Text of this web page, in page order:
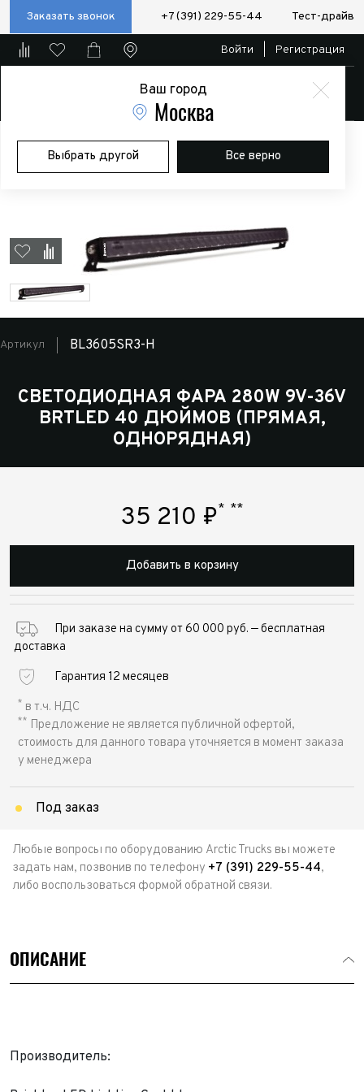
Заказать звонок +7 (391) 229-55-44 Тест-драйв
Ваш город
Москва
Выбрать другой Все верно
Войти Регистрация
Главная Магазин Дополнительное оборудование
Доп.
BRTLED
Светодиодная фара 280w 9V-36V BRTLED 40
дюймов (прямая, однорядная)
Артикул BL3605SR3-H
СВЕТОДИОДНАЯ ФАРА 280W 9V-36V
BRTLED 40 ДЮЙМОВ (ПРЯМАЯ,
ОДНОРЯДНАЯ)
35 210 ₽* **
Добавить в корзину
При заказе на сумму от 60 000 руб. — бесплатная
доставка
Гарантия 12 месяцев
* в т.ч. НДС
** Предложение не является публичной офертой,
стоимость для данного товара уточняется в момент заказа
у менеджера
Под заказ
Любые вопросы по оборудованию Arctic Trucks вы можете
задать нам, позвонив по телефону +7 (391) 229-55-44,
либо воспользоваться формой обратной связи.
ОПИСАНИЕ
Производитель: